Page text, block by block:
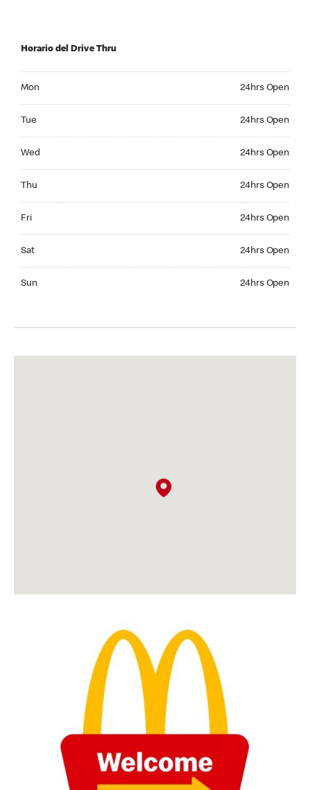
Horario del Drive Thru
Mon 24hrs Open
Tue 24hrs Open
Wed 24hrs Open
Thu 24hrs Open
Fri 24hrs Open
Sat 24hrs Open
Sun 24hrs Open